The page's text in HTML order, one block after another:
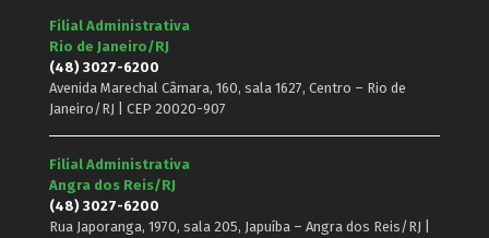
Filial Administrativa
Rio de Janeiro/RJ
(48) 3027-6200
Avenida Marechal Câmara, 160, sala 1627, Centro – Rio de
Janeiro/RJ | CEP 20020-907
Filial Administrativa
Angra dos Reis/RJ
(48) 3027-6200
Rua Japoranga, 1970, sala 205, Japuíba – Angra dos Reis/RJ |